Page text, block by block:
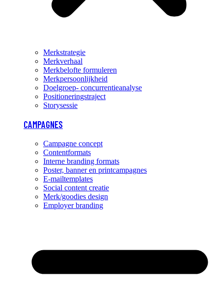
Merkstrategie
Merkverhaal
Merkbelofte formuleren
Merkpersoonlijkheid
Doelgroep- concurrentieanalyse
Positioneringstraject
Storysessie
CAMPAGNES
Campagne concept
Contentformats
Interne branding formats
Poster, banner en printcampagnes
E-mailtemplates
Social content creatie
Merk/goodies design
Employer branding